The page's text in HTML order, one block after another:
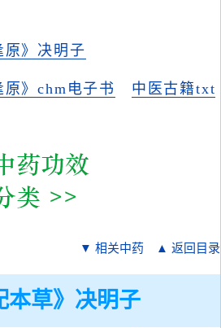
原》决明子
原》chm电子书
中医古籍txt
▼ 相关中药 ▲ 返回目录
本草》决明子